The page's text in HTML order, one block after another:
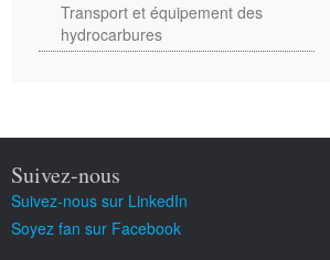
Transport et équipement des
hydrocarbures
Suivez-nous
Suivez-nous sur LinkedIn
Soyez fan sur Facebook